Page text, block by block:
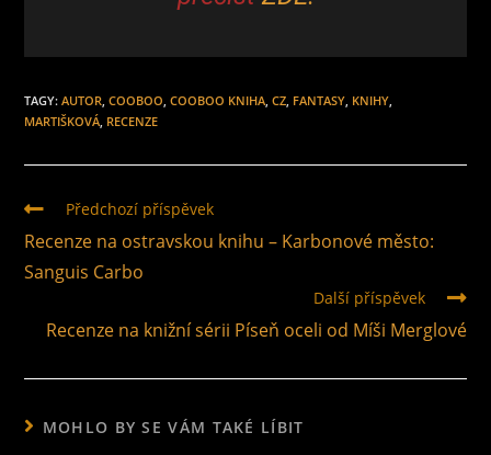
TAGY:AUTOR, COOBOO, COOBOO KNIHA, CZ, FANTASY, KNIHY,
MARTIŠKOVÁ, RECENZE
Předchozí příspěvek
Recenze na ostravskou knihu – Karbonové město:
Sanguis Carbo
Další příspěvek
Recenze na knižní sérii Píseň oceli od Míši Merglové
MOHLO BY SE VÁM TAKÉ LÍBIT